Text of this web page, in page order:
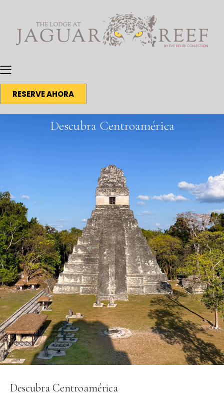
RESERVE AHORA
Descubra Centroamérica
Descubra Centroamérica